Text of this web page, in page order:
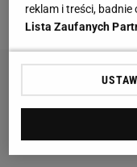
stronie głównej
reklam i treści, badnie
Lista Zaufanych